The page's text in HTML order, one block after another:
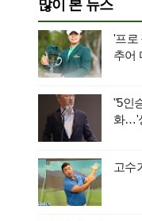
많이 본 뉴스
'프로
추어
"5인
화…'
고수